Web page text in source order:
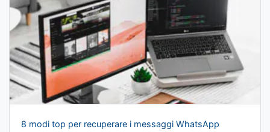
8 modi top per recuperare i messaggi WhatsApp